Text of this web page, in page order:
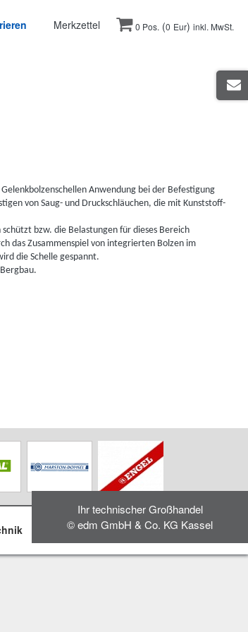
Merkzettel 0 Pos. (0 Eur) inkl. MwSt.
Anwendung bei der Befestigung
von Saug- und Druckschläuchen, die mit Kunststoff-
bzw. die Belastungen für dieses Bereich
das Zusammenspiel von integrierten Bolzen im
die Schelle gespannt.
Ihr technischer Großhandel
© edm GmbH & Co. KG Kassel